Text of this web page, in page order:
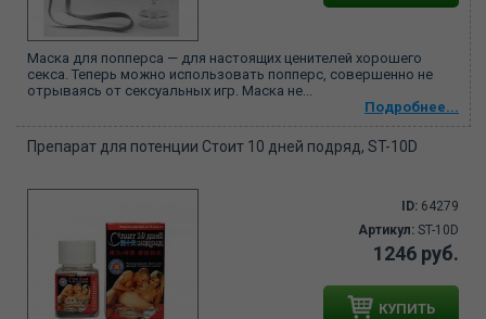
Маска для попперса — для настоящих ценителей хорошего
секса. Теперь можно использовать попперс, совершенно не
отрываясь от сексуальных игр. Маска не...
Подробнее...
Препарат для потенции Стоит 10 дней подряд, ST-10D
ID: 64279
Артикул: ST-10D
1246 руб.
КУПИТЬ